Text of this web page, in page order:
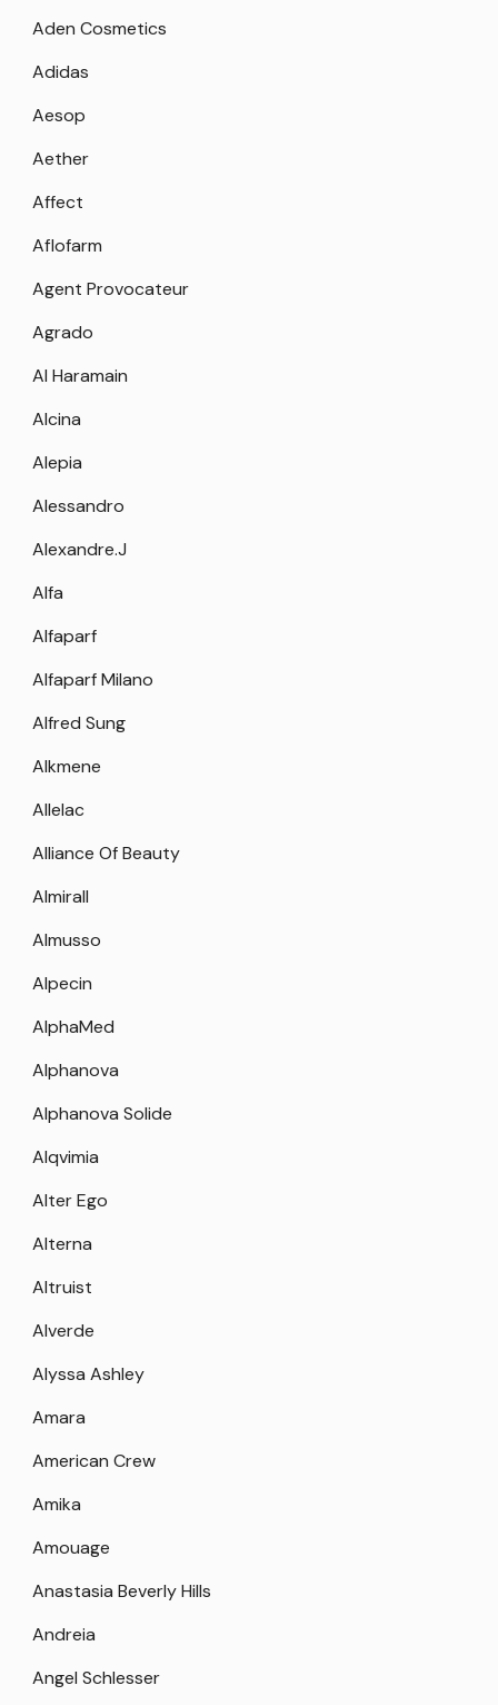
Aden Cosmetics
Adidas
Aesop
Aether
Affect
Aflofarm
Agent Provocateur
Agrado
Al Haramain
Alcina
Alepia
Alessandro
Alexandre.J
Alfa
Alfaparf
Alfaparf Milano
Alfred Sung
Alkmene
Allelac
Alliance Of Beauty
Almirall
Almusso
Alpecin
AlphaMed
Alphanova
Alphanova Solide
Alqvimia
Alter Ego
Alterna
Altruist
Alverde
Alyssa Ashley
Amara
American Crew
Amika
Amouage
Anastasia Beverly Hills
Andreia
Angel Schlesser